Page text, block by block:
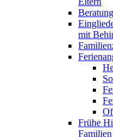
mit
Frühe
Familien